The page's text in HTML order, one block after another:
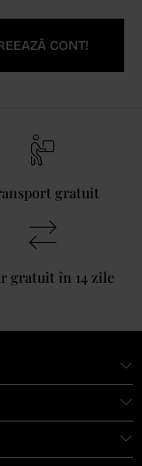
CONT!
gratuit
gratuit în 14 zile